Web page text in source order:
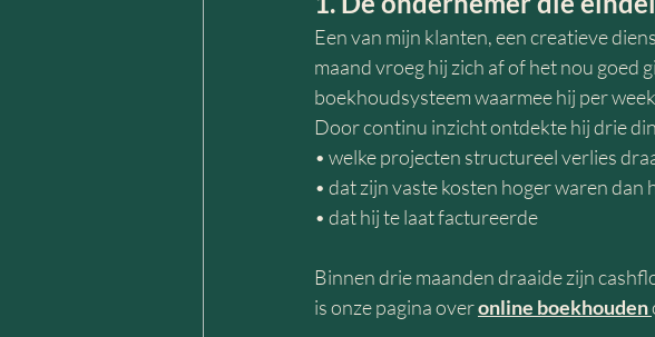
Een van mijn klanten, een creatieve
maand vroeg hij zich af of het nou goed
boekhoudsysteem waarmee hij per
Door continu inzicht ontdekte hij drie
• welke projecten structureel verlies
• dat zijn vaste kosten hoger waren dan
• dat hij te laat factureerde
Binnen drie maanden draaide zijn
is onze pagina over online boekhouden